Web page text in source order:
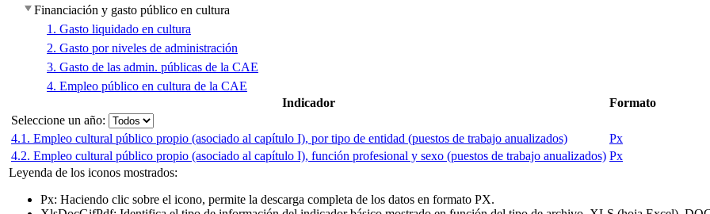
Financiación y gasto público en cultura
1. Gasto liquidado en cultura
2. Gasto por niveles de administración
3. Gasto de las admin. públicas de la CAE
4. Empleo público en cultura de la CAE
Indicador
Formato
Seleccione un año:
4.1. Empleo cultural público propio (asociado al capítulo I), por tipo de entidad (puestos de trabajo anualizados)
Px
4.2. Empleo cultural público propio (asociado al capítulo I), función profesional y sexo (puestos de trabajo anualizados) Px
Leyenda de los iconos mostrados:
Px: Haciendo clic sobre el icono, permite la descarga completa de los datos en formato PX.